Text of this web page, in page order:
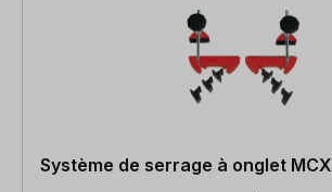
Système de serrage à onglet MCX